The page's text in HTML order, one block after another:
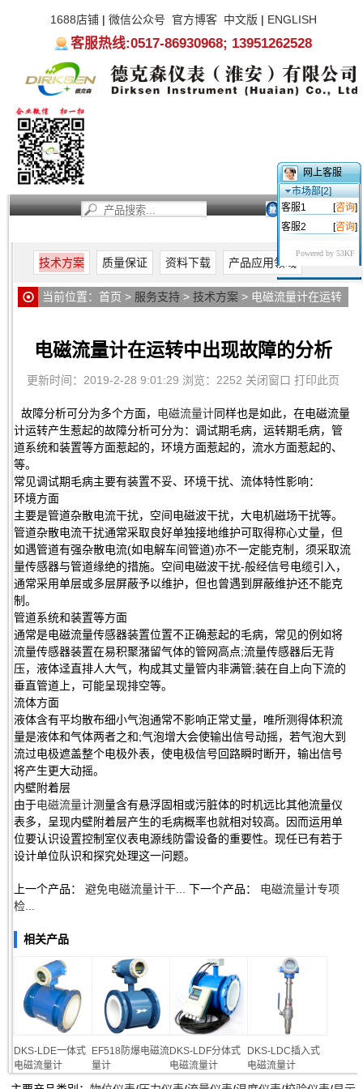
1688店铺| 微信公众号 官方博客 中文版 | ENGLISH
客服热线:0517-86930968; 13951262528
技术方案 质量保证 资料下载 产品应用领域
当前位置： 首页 > 服务支持 > 技术方案 > 电磁流量计在运转
电磁流量计在运转中出现故障的分析
更新时间：2019-2-28 9:01:29 浏览：2252 关闭窗口 打印此页
故障分析可分为多个方面， 电磁流量计同样也是如此，在电磁流量
计运转产生惹起的故障分析可分为：调试期毛病，运转期毛病，管
道系统和装置等方面惹起的，环境方面惹起的，流水方面惹起的、
等。
常见调试期毛病主要有装置不妥、环境干扰、流体特性影响：
环境方面
主要是管道杂散电流干扰，空间电磁波干扰，大电机磁场干扰等。
管道杂散电流干扰通常采取良好单独接地维护可取得称心丈量，但
如遇管道有强杂散电流(如电解车间管道)亦不一定能克制，须采取流
量传感器与管道缘绝的措施。空间电磁波干扰-般经信号电缆引入，
通常采用单层或多层屏蔽予以维护，但也曾遇到屏蔽维护还不能克
制。
管道系统和装置等方面
通常是电磁流量传感器装置位置不正确惹起的毛病，常见的例如将
流量传感器装置在易积聚潴留气体的管网高点;流量传感器后无背
压，液体迳直排人大气，构成其丈量管内非满管;装在自上向下流的
垂直管道上，可能呈现排空等。
流体方面
液体含有平均散布细小气泡通常不影响正常丈量，唯所测得体积流
量是液体和气体两者之和;气泡增大会使输出信号动摇，若气泡大到
流过电极遮盖整个电极外表，使电极信号回路瞬时断开，输出信号
将产生更大动摇。
内壁附着层
由于电磁流量计测量含有悬浮固相或污脏体的时机远比其他流量仪
表多，呈现内壁附着层产生的毛病概率也就相对较高。因而运用单
位要认识设置控制室仪表电源线防雷设备的重要性。现任已有若于
设计单位队识和探究处理这一问题。
上一个产品： 避免电磁流量计干... 下一个产品： 电磁流量计专项
检...
相关产品
DKS-LDE一体式
电磁流量计
EF518防爆电磁流
量计
DKS-LDF分体式
电磁流量计
DKS-LDC插入式
电磁流量计
网上客服
市场部[2]
客服1
[咨询]
客服2
[咨询]
Powered by 53KF